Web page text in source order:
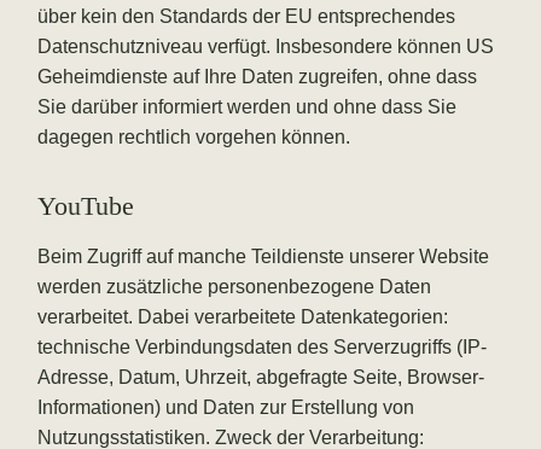
über kein den Standards der EU entsprechendes
Datenschutzniveau verfügt. Insbesondere können US
Geheimdienste auf Ihre Daten zugreifen, ohne dass
Sie darüber informiert werden und ohne dass Sie
dagegen rechtlich vorgehen können.
YouTube
Beim Zugriff auf manche Teildienste unserer Website
werden zusätzliche personenbezogene Daten
verarbeitet. Dabei verarbeitete Datenkategorien:
technische Verbindungsdaten des Serverzugriffs (IP-
Adresse, Datum, Uhrzeit, abgefragte Seite, Browser-
Informationen) und Daten zur Erstellung von
Nutzungsstatistiken. Zweck der Verarbeitung: